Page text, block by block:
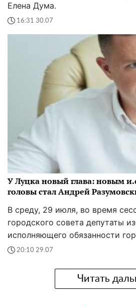
Елена Дума.
16:31 30.07
У Луцка новый глава: новым
головы стал Андрей
В среду, 29 июля, во время
городского совета депутаты
исполняющего обязанности
20:10 29.07
Читать